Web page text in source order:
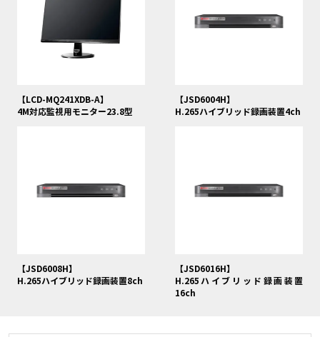
【LCD-MQ241XDB-A】
4M対応監視用モニター23.8型
【JSD6004H】
H.265ハイブリッド録画装置4ch
【JSD6008H】
H.265ハイブリッド録画装置8ch
【JSD6016H】
H.265ハイブリッド録画装置
16ch